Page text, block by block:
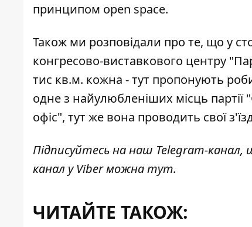
принципом open space.
Також ми розповідали про те, що у
конгресово-виставкового центру
тис кв.м. кожна - тут пропонують
одне з найулюбленіших місць партії
офіс", тут же вона проводить свої
Підписуйтесь на наш Telegram-канал,
канал у Viber можнатут.
ЧИТАЙТЕ ТАКОЖ: